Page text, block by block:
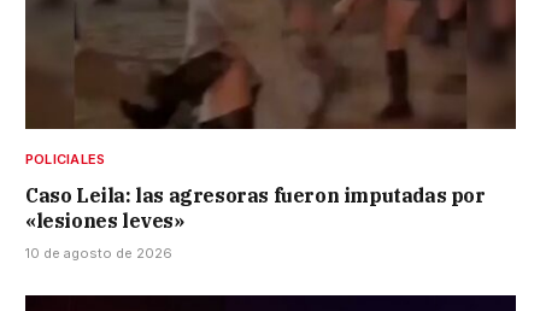
POLICIALES
Caso Leila: las agresoras fueron imputadas por
«lesiones leves»
10 de agosto de 2026